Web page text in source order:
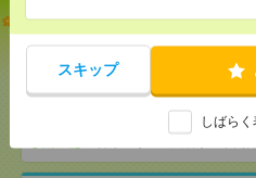
スキップ
しばら
説明会参加で全員に【現金2
活のお手伝い[派遣]
[給 与]無資格未経験：時給1500円
OK ■扶養内OK ■日収1万2000円以